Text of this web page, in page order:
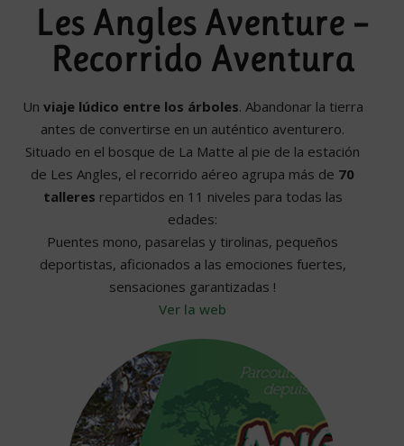
Les Angles Aventure –
Recorrido Aventura
Un viaje lúdico entre los árboles. Abandonar la tierra
antes de convertirse en un auténtico aventurero.
Situado en el bosque de La Matte al pie de la estación
de Les Angles, el recorrido aéreo agrupa más de 70
talleres repartidos en 11 niveles para todas las
edades:
Puentes mono, pasarelas y tirolinas, pequeños
deportistas, aficionados a las emociones fuertes,
sensaciones garantizadas !
Ver la web